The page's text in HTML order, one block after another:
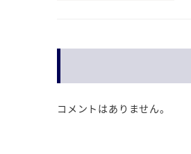
コメントはありません。